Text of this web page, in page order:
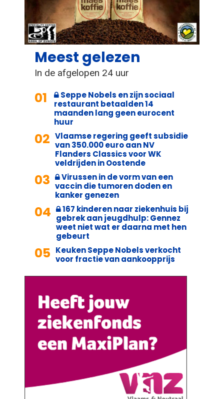
Meest gelezen
In de afgelopen 24 uur
01
Seppe Nobels en zijn sociaal
restaurant betaalden 14
maanden lang geen eurocent
huur
02 Vlaamse regering geeft subsidie
van 350.000 euro aan NV
Flanders Classics voor WK
veldrijden in Oostende
03
Virussen in de vorm van een
vaccin die tumoren doden en
kanker genezen
04
167 kinderen naar ziekenhuis bij
gebrek aan jeugdhulp: Gennez
weet niet wat er daarna met hen
gebeurt
05 Keuken Seppe Nobels verkocht
voor fractie van aankoopprijs